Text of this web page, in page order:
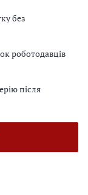
без
роботодавців
після